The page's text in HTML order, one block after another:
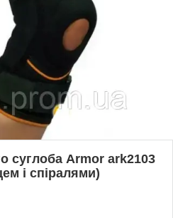
суглоба Armor ark2103
і спіралями)